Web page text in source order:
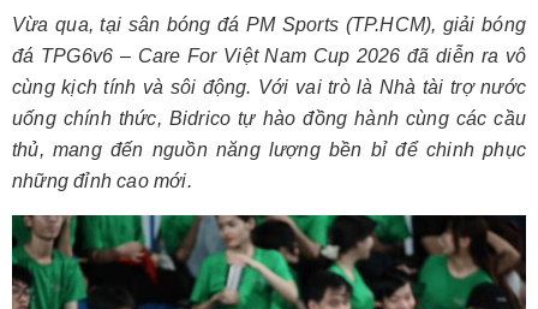
Vừa qua, tại sân bóng đá PM Sports (TP.HCM), giải bóng
đá TPG6v6 – Care For Việt Nam Cup 2026 đã diễn ra vô
cùng kịch tính và sôi động. Với vai trò là Nhà tài trợ nước
uống chính thức, Bidrico tự hào đồng hành cùng các cầu
thủ, mang đến nguồn năng lượng bền bỉ để chinh phục
những đỉnh cao mới.